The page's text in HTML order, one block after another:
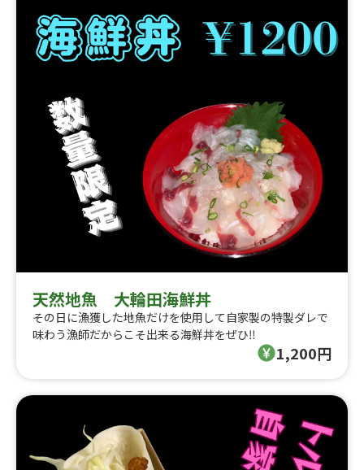
天然地魚 大輪田海鮮丼
その日に漁獲した地魚だけを使用して自家製の特製ダレで
味わう漁師だからこそ出来る海鮮丼をぜひ‼︎
1,200円